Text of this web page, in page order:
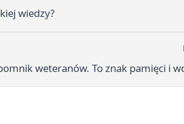
wiedzy?
weteranów. To znak pamięci i